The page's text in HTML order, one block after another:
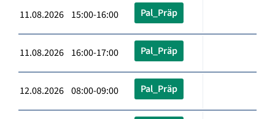
11.08.2026 15:00-16:00 Pal_Präp
11.08.2026 16:00-17:00 Pal_Präp
12.08.2026 08:00-09:00 Pal_Präp